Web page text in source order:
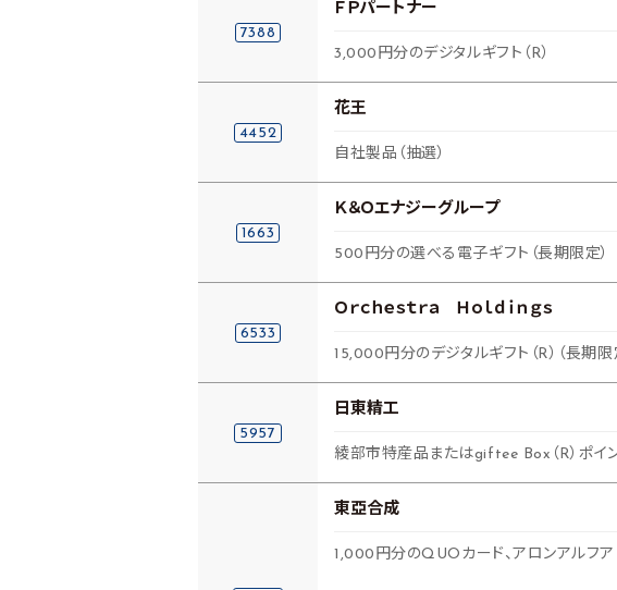
7388
ＦＰパートナー
3,000円分のデジタルギフト（R）
4452
花王
自社製品（抽選）
1663
Ｋ＆Ｏエナジーグループ
500円分の選べる電子ギフト（長期限定）
6533
Ｏｒｃｈｅｓｔｒａ Ｈｏｌｄｉｎｇｓ
15,000円分のデジタルギフト（R）（長期限
5957
日東精工
綾部市特産品またはgiftee Box（R）ポイン
東亞合成
1,000円分のQUOカード、アロンアルフア